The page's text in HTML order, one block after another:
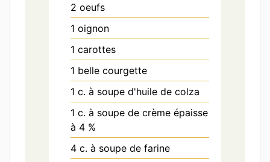
2 oeufs
1 oignon
1 carottes
1 belle courgette
1 c. à soupe d'huile de colza
1 c. à soupe de crème épaisse
à 4 %
4 c. à soupe de farine